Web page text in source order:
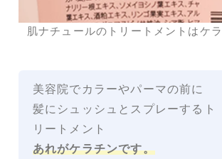
肌ナチュールのトリートメントはケ
美容院でカラーやパーマの前に
髪にシュッシュとスプレーするト
リートメント
あれがケラチンです。